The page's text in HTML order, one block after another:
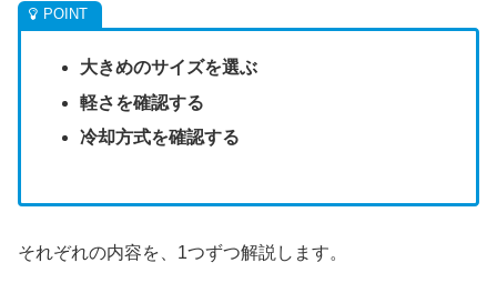
大きめのサイズを選ぶ
軽さを確認する
冷却方式を確認する
それぞれの内容を、1つずつ解説します。